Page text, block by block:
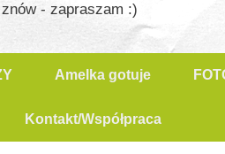
- zapraszam :)
Amelka gotuje
Kontakt/Współpraca